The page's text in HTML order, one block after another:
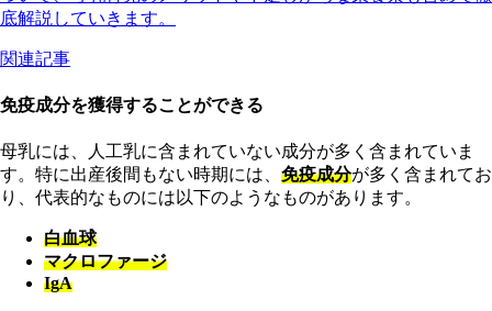
底解説していきます。
関連記事
免疫成分を獲得することができる
母乳には、人工乳に含まれていない成分が多く含まれていま
す。特に出産後間もない時期には、 免疫成分が多く含まれてお
り、代表的なものには以下のようなものがあります。
白血球
マクロファージ
IgA